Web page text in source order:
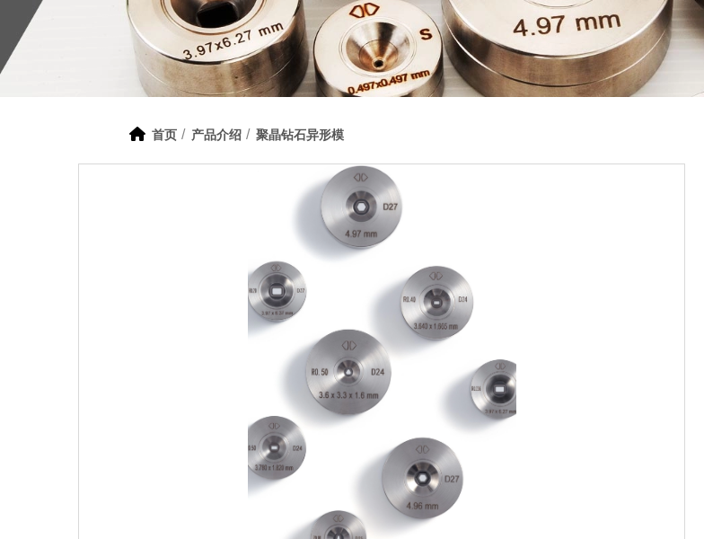
首页 产品介绍 聚晶钻石异形模